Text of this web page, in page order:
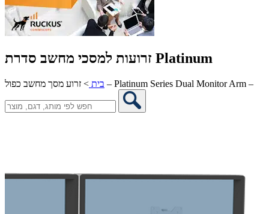
זרועות למסכי מחשב סדרת Platinum
בית > זרוע מסך מחשב כפול – Platinum Series Dual Monitor Arm –